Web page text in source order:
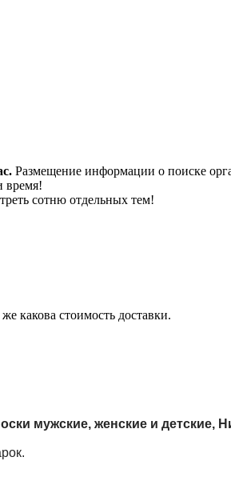
Размещение информации о поиске
время!
сотню отдельных тем!
какова стоимость доставки.
мужские, женские и детские,